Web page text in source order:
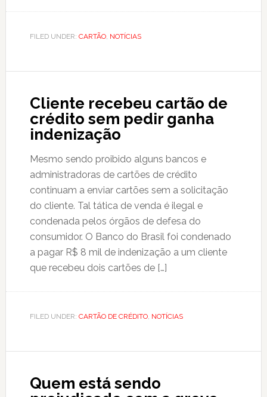
FILED UNDER: CARTÃO, NOTÍCIAS
Cliente recebeu cartão de
crédito sem pedir ganha
indenização
Mesmo sendo proibido alguns bancos e
administradoras de cartões de crédito
continuam a enviar cartões sem a solicitação
do cliente. Tal tática de venda é ilegal e
condenada pelos órgãos de defesa do
consumidor. O Banco do Brasil foi condenado
a pagar R$ 8 mil de indenização a um cliente
que recebeu dois cartões de […]
FILED UNDER: CARTÃO DE CRÉDITO, NOTÍCIAS
Quem está sendo